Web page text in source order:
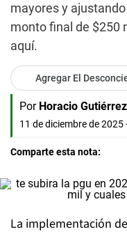
mayores y
monto final de $250
aquí.
Agregar El
Por Horacio
11 de diciembre de 2025
Comparte esta nota:
La implementación